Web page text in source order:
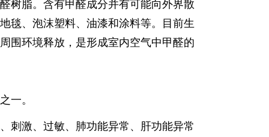
树脂。含有甲醛成分并有可能向外界散
毯、泡沫塑料、油漆和涂料等。目前生
围环境释放，是形成室内空气中甲醛的
一。
激、过敏、肺功能异常、肝功能异常